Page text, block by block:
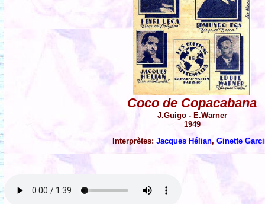
Coco de Copacabana
J.Guigo - E.Warner
1949
Interprètes:Jacques Hélian,Ginette